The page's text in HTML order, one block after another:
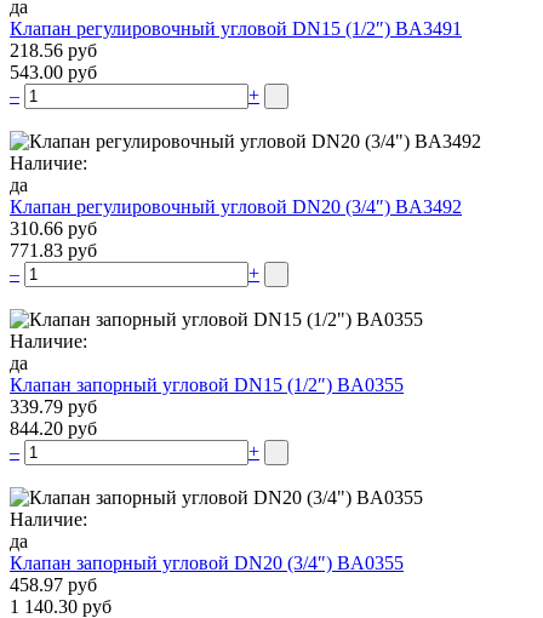
да
Клапан регулировочный угловой DN15 (1/2″) BA3491
218.56 руб
543.00 руб
–
+
Наличие:
да
Клапан регулировочный угловой DN20 (3/4″) BA3492
310.66 руб
771.83 руб
–
+
Наличие:
да
Клапан запорный угловой DN15 (1/2″) BA0355
339.79 руб
844.20 руб
–
+
Наличие:
да
Клапан запорный угловой DN20 (3/4″) BA0355
458.97 руб
1 140.30 руб